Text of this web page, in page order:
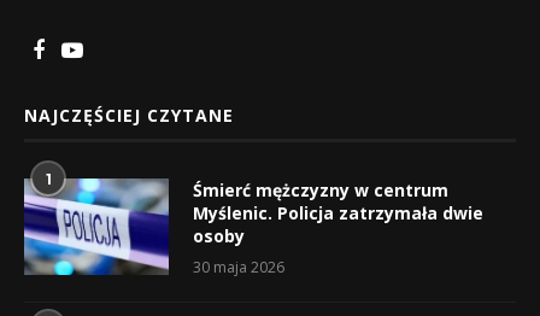
NAJCZĘŚCIEJ CZYTANE
1
Śmierć mężczyzny w centrum
Myślenic. Policja zatrzymała dwie
osoby
30 maja 2026